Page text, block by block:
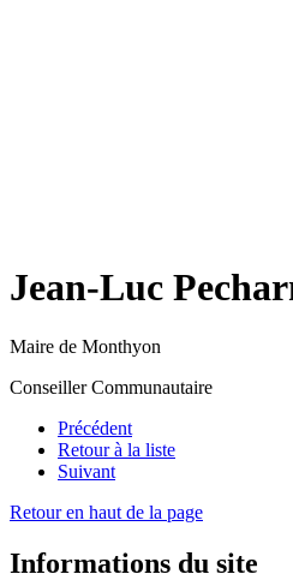
Jean-Luc
Maire de Monthyon
Conseiller Communautaire
Précédent
Retour à la liste
Suivant
Retour en haut de la page
Informations du site